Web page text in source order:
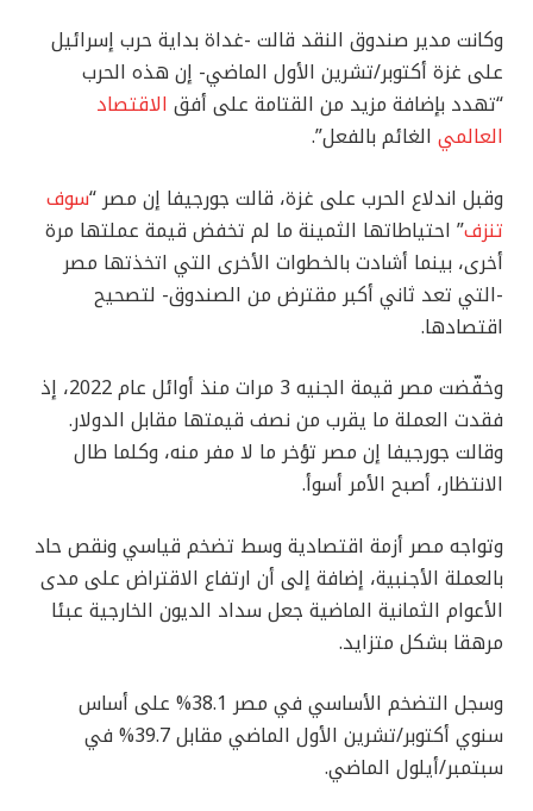
وكانت مدير صندوق النقد قالت -غداة بداية حرب إسرائيل
على غزة أكتوبر/تشرين الأول الماضي- إن هذه الحرب
“تهدد بإضافة مزيد من القتامة على أفق الاقتصاد
العالمي الغائم بالفعل”.
وقبل اندلاع الحرب على غزة، قالت جورجيفا إن مصر “سوف
تنزف” احتياطاتها الثمينة ما لم تخفض قيمة عملتها مرة
أخرى، بينما أشادت بالخطوات الأخرى التي اتخذتها مصر
-التي تعد ثاني أكبر مقترض من الصندوق- لتصحيح
اقتصادها.
وخفّضت مصر قيمة الجنيه 3 مرات منذ أوائل عام 2022، إذ
فقدت العملة ما يقرب من نصف قيمتها مقابل الدولار.
وقالت جورجيفا إن مصر تؤخر ما لا مفر منه، وكلما طال
الانتظار، أصبح الأمر أسوأ.
وتواجه مصر أزمة اقتصادية وسط تضخم قياسي ونقص حاد
بالعملة الأجنبية، إضافة إلى أن ارتفاع الاقتراض على مدى
الأعوام الثمانية الماضية جعل سداد الديون الخارجية عبئا
مرهقا بشكل متزايد.
وسجل التضخم الأساسي في مصر 38.1% على أساس
سنوي أكتوبر/تشرين الأول الماضي مقابل 39.7% في
سبتمبر/أيلول الماضي.